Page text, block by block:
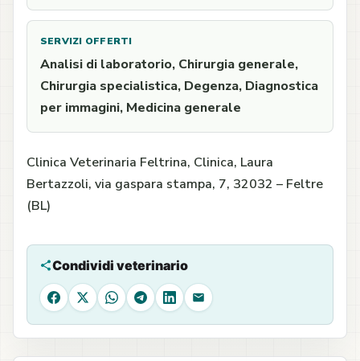
SERVIZI OFFERTI
Analisi di laboratorio, Chirurgia generale,
Chirurgia specialistica, Degenza, Diagnostica
per immagini, Medicina generale
Clinica Veterinaria Feltrina, Clinica, Laura
Bertazzoli, via gaspara stampa, 7, 32032 – Feltre
(BL)
Condividi veterinario
Facebook
X WhatsApp
Telegram
LinkedIn
Email